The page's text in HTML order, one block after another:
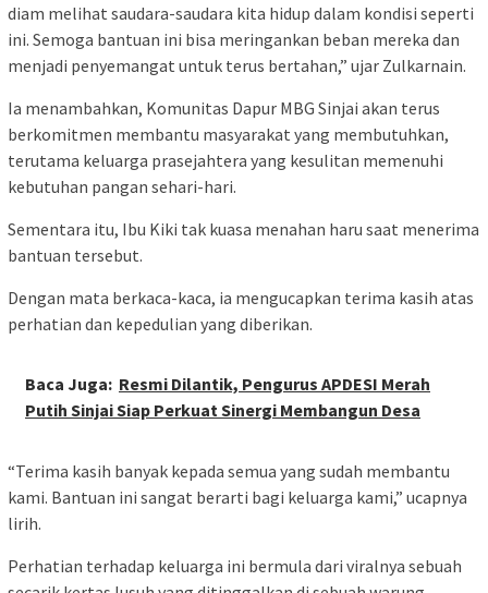
diam melihat saudara-saudara kita hidup dalam kondisi seperti
ini. Semoga bantuan ini bisa meringankan beban mereka dan
menjadi penyemangat untuk terus bertahan,” ujar Zulkarnain.
‎‎Ia menambahkan, Komunitas Dapur MBG Sinjai akan terus
berkomitmen membantu masyarakat yang membutuhkan,
terutama keluarga prasejahtera yang kesulitan memenuhi
kebutuhan pangan sehari-hari.
‎‎Sementara itu, Ibu Kiki tak kuasa menahan haru saat menerima
bantuan tersebut.
‎‎Dengan mata berkaca-kaca, ia mengucapkan terima kasih atas
perhatian dan kepedulian yang diberikan.
Baca Juga: Resmi Dilantik, Pengurus APDESI Merah
Putih Sinjai Siap Perkuat Sinergi Membangun Desa
‎‎“Terima kasih banyak kepada semua yang sudah membantu
kami. Bantuan ini sangat berarti bagi keluarga kami,” ucapnya
lirih.
‎‎Perhatian terhadap keluarga ini bermula dari viralnya sebuah